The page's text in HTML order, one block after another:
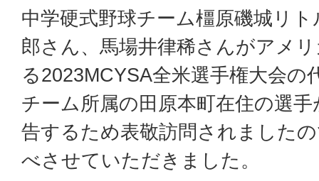
中学硬式野球チーム橿原磯城リ
郎さん、馬場井律稀さんがアメ
る2023MCYSA全米選手権大会の
チーム所属の田原本町在住の選
告するため表敬訪問されました
べさせていただきました。